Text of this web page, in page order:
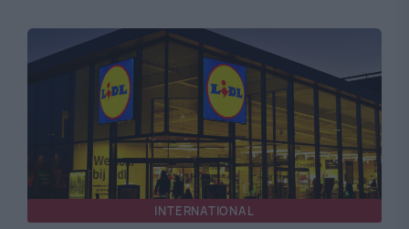
INTERNATIONAL